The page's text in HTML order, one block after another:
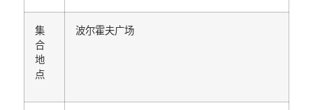
集
合
地
点
波尔霍夫广场